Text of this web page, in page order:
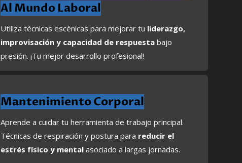
Al Mundo Laboral
Utiliza técnicas escénicas para mejorar tu liderazgo,
improvisación y capacidad de respuesta bajo
presión. ¡Tu mejor desarrollo profesional!
Mantenimiento Corporal
Aprende a cuidar tu herramienta de trabajo principal.
Técnicas de respiración y postura para reducir el
estrés físico y mental asociado a largas jornadas.